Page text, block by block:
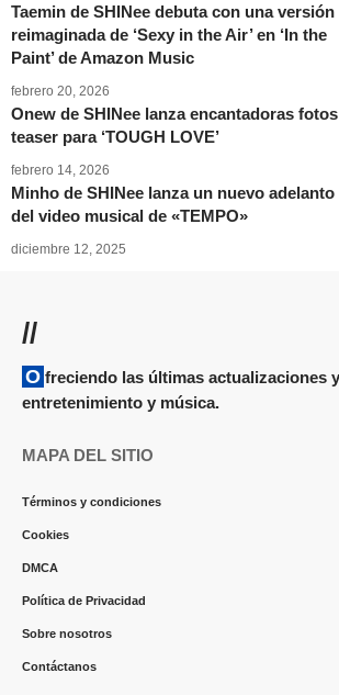
Taemin de SHINee debuta con una versión
reimaginada de ‘Sexy in the Air’ en ‘In the
Paint’ de Amazon Music
febrero 20, 2026
Onew de SHINee lanza encantadoras fotos
teaser para ‘TOUGH LOVE’
febrero 14, 2026
Minho de SHINee lanza un nuevo adelanto
del video musical de «TEMPO»
diciembre 12, 2025
//
Ofreciendo las últimas actualizaciones y noticias sobre
entretenimiento y música.
MAPA DEL SITIO
Términos y condiciones
Cookies
DMCA
Política de Privacidad
Sobre nosotros
Contáctanos